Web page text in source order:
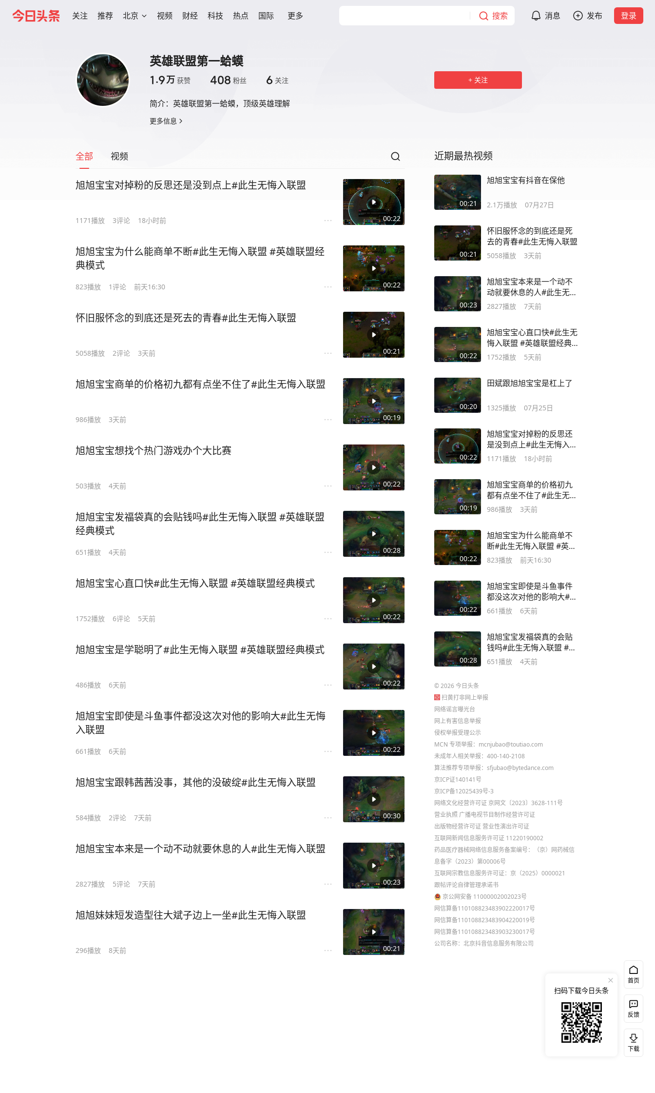
关注 推荐 北京 视频 财经 科技 热点 国际 更多 搜索 消息 发布 登录
英雄联盟第一蛤蟆
1.9万 获赞 408 粉丝 6 关注
简介： 英雄联盟第一蛤蟆，顶级英雄理解
更多信息
关注
全部 视频
00:22
旭旭宝宝对掉粉的反思还是没到点上#此生无悔入联盟
1171播放 3评论 18小时前
00:22
旭旭宝宝为什么能商单不断#此生无悔入联盟 #英雄联盟经
典模式
823播放 1评论 前天16:30
00:21
怀旧服怀念的到底还是死去的青春#此生无悔入联盟
5058播放 2评论 3天前
00:19
旭旭宝宝商单的价格初九都有点坐不住了#此生无悔入联盟
986播放 3天前
00:22
旭旭宝宝想找个热门游戏办个大比赛
503播放 4天前
00:28
旭旭宝宝发福袋真的会贴钱吗#此生无悔入联盟 #英雄联盟
经典模式
651播放 4天前
00:22
旭旭宝宝心直口快#此生无悔入联盟 #英雄联盟经典模式
1752播放 6评论 5天前
00:22
旭旭宝宝是学聪明了#此生无悔入联盟 #英雄联盟经典模式
486播放 6天前
00:22
旭旭宝宝即使是斗鱼事件都没这次对他的影响大#此生无悔
入联盟
661播放 6天前
00:30
旭旭宝宝跟韩茜茜没事，其他的没破绽#此生无悔入联盟
584播放 2评论 7天前
00:23
旭旭宝宝本来是一个动不动就要休息的人#此生无悔入联盟
2827播放 5评论 7天前
00:21
旭旭妹妹短发造型往大斌子边上一坐#此生无悔入联盟
296播放 8天前
近期最热视频
00:21
旭旭宝宝有抖音在保他
2.1万播放 07月27日
00:21
怀旧服怀念的到底还是死
去的青春#此生无悔入联盟
5058播放 3天前
00:23
旭旭宝宝本来是一个动不
动就要休息的人#此生无悔
入联盟
2827播放 7天前
00:22
旭旭宝宝心直口快#此生无
悔入联盟 #英雄联盟经典模
式
1752播放 5天前
00:20
田斌跟旭旭宝宝是杠上了
1325播放 07月25日
00:22
旭旭宝宝对掉粉的反思还
是没到点上#此生无悔入联
盟
1171播放 18小时前
00:19
旭旭宝宝商单的价格初九
都有点坐不住了#此生无悔
入联盟
986播放 3天前
00:22
旭旭宝宝为什么能商单不
断#此生无悔入联盟 #英雄
联盟经典模式
823播放 前天16:30
00:22
旭旭宝宝即使是斗鱼事件
都没这次对他的影响大#此
生无悔入联盟
661播放 6天前
00:28
旭旭宝宝发福袋真的会贴
钱吗#此生无悔入联盟 #英
雄联盟经典模式
651播放 4天前
©2026今日头条
扫黄打非网上举报
网络谣言曝光台
网上有害信息举报
侵权举报受理公示
MCN 专项举报：mcnjubao@toutiao.com
未成年人相关举报：400-140-2108
算法推荐专项举报：sfjubao@bytedance.com
京ICP证140141号
京ICP备12025439号-3
网络文化经营许可证 京网文〔2023〕3628-111号
营业执照 广播电视节目制作经营许可证
出版物经营许可证 营业性演出许可证
互联网新闻信息服务许可证 11220190002
药品医疗器械网络信息服务备案编号：（京）网药械信
息备字（2023）第00006号
互联网宗教信息服务许可证：京（2025）0000021
跟帖评论自律管理承诺书
京公网安备 11000002002023号
网信算备110108823483902220017号
网信算备110108823483904220019号
网信算备110108823483903230017号
公司名称：北京抖音信息服务有限公司
首页
反馈
下载
扫码下载今日头条